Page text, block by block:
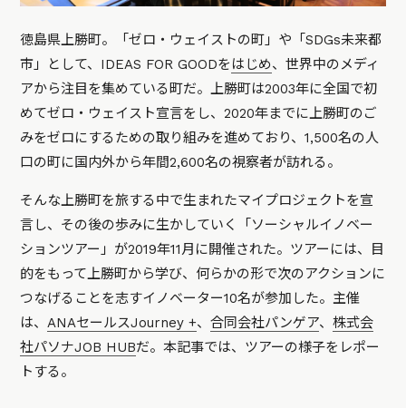
徳島県上勝町。「ゼロ・ウェイストの町」や「SDGs未来都
市」として、IDEAS FOR GOODを はじめ、世界中のメディ
アから注目を集めている町だ。上勝町は2003年に全国で初
めてゼロ・ウェイスト宣言をし、2020年までに上勝町のご
みをゼロにするための取り組みを進めており、1,500名の人
口の町に国内外から年間2,600名の視察者が訪れる。
そんな上勝町を旅する中で生まれたマイプロジェクトを宣
言し、その後の歩みに生かしていく「ソーシャルイノベー
ションツアー」が2019年11月に開催された。ツアーには、目
的をもって上勝町から学び、何らかの形で次のアクションに
つなげることを志すイノベーター10名が参加した。主催
は、ANAセールスJourney +、合同会社パンゲア、株式会
社パソナJOB HUBだ。本記事では、ツアーの様子をレポー
トする。